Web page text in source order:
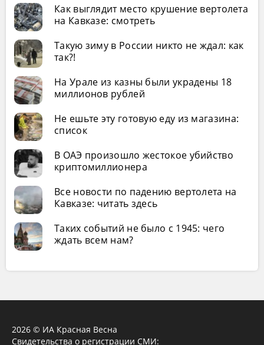
Как выглядит место крушение вертолета
на Кавказе: смотреть
Такую зиму в России никто не ждал: как
так?!
На Урале из казны были украдены 18
миллионов рублей
Не ешьте эту готовую еду из магазина:
список
В ОАЭ произошло жестокое убийство
криптомиллионера
Все новости по падению вертолета на
Кавказе: читать здесь
Таких событий не было с 1945: чего
ждать всем нам?
2026 © ИА Красная Весна
Свидетельства о регистрации СМИ: